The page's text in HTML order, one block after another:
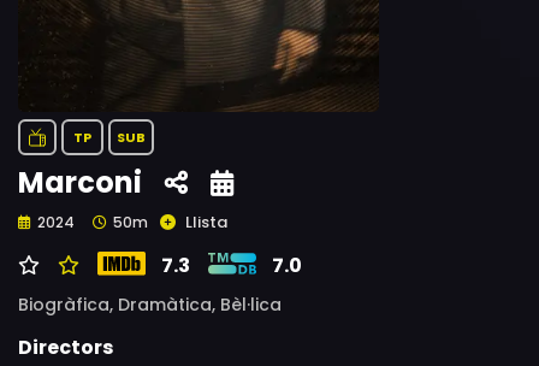
TP SUB
Marconi
2024 50m Llista
7.3 7.0
Biogràfica, Dramàtica, Bèl·lica
Directors